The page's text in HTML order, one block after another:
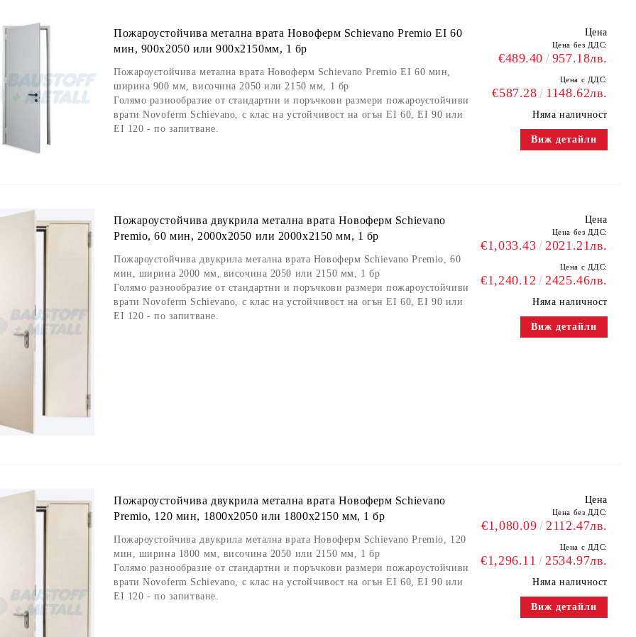
Пожароустойчива метална врата Новоферм Schievano Premio EI 60
мин, 900x2050 или 900х2150мм, 1 бр
Пожароустойчива метална врата Новоферм Schievano Premio EI 60 мин,
ширина 900 мм, височина 2050 или 2150 мм, 1 бр
Голямо разнообразие от стандартни и поръчкови размери пожароустойчиви
врати Novoferm Schievano, с клас на устойчивост на огън EI 60, EI 90 или
EI 120 - по запитване.
Цена
Цена без ДДС:
€489.40 957.18лв.
Цена с ДДС:
€587.28 1148.62лв.
Няма наличност
Виж детайли
Пожароустойчива двукрила метална врата Новоферм Schievano
Premio, 60 мин, 2000х2050 или 2000х2150 мм, 1 бр
Пожароустойчива двукрила метална врата Новоферм Schievano Premio, 60
мин, ширина 2000 мм, височина 2050 или 2150 мм, 1 бр
Голямо разнообразие от стандартни и поръчкови размери пожароустойчиви
врати Novoferm Schievano, с клас на устойчивост на огън EI 60, EI 90 или
EI 120 - по запитване.
Цена
Цена без ДДС:
€1,033.43 2021.21лв.
Цена с ДДС:
€1,240.12 2425.46лв.
Няма наличност
Виж детайли
Пожароустойчива двукрила метална врата Новоферм Schievano
Premio, 120 мин, 1800х2050 или 1800х2150 мм, 1 бр
Пожароустойчива двукрила метална врата Новоферм Schievano Premio, 120
мин, ширина 1800 мм, височина 2050 или 2150 мм, 1 бр
Голямо разнообразие от стандартни и поръчкови размери пожароустойчиви
врати Novoferm Schievano, с клас на устойчивост на огън EI 60, EI 90 или
EI 120 - по запитване.
Цена
Цена без ДДС:
€1,080.09 2112.47лв.
Цена с ДДС:
€1,296.11 2534.97лв.
Няма наличност
Виж детайли